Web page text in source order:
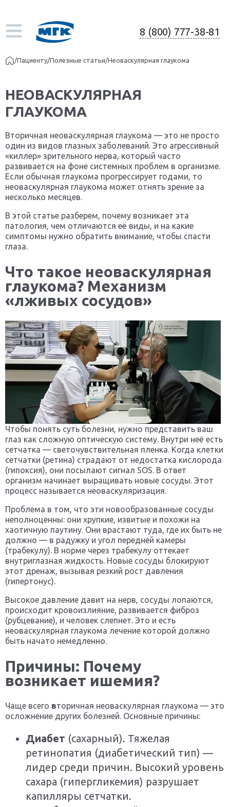
8 (800) 777-38-81
/Пациенту/Полезные статьи/Неоваскулярная глаукома
НЕОВАСКУЛЯРНАЯ
ГЛАУКОМА
Вторичная неоваскулярная глаукома — это не просто
один из видов глазных заболеваний. Это агрессивный
«киллер» зрительного нерва, который часто
развивается на фоне системных проблем в организме.
Если обычная глаукома прогрессирует годами, то
неоваскулярная глаукома может отнять зрение за
несколько месяцев.
В этой статье разберем, почему возникает эта
патология, чем отличаются её виды, и на какие
симптомы нужно обратить внимание, чтобы спасти
глаза.
Что такое неоваскулярная
глаукома? Механизм
«лживых сосудов»
Чтобы понять суть болезни, нужно представить ваш
глаз как сложную оптическую систему. Внутри неё есть
сетчатка — светочувствительная пленка. Когда клетки
сетчатки (ретина) страдают от недостатка кислорода
(гипоксия), они посылают сигнал SOS. В ответ
организм начинает выращивать новые сосуды. Этот
процесс называется неоваскуляризация.
Проблема в том, что эти новообразованные сосуды
неполноценны: они хрупкие, извитые и похожи на
хаотичную паутину. Они врастают туда, где их быть не
должно — в радужку и угол передней камеры
(трабекулу). В норме через трабекулу оттекает
внутриглазная жидкость. Новые сосуды блокируют
этот дренаж, вызывая резкий рост давления
(гипертонус).
Высокое давление давит на нерв, сосуды лопаются,
происходит кровоизлияние, развивается фиброз
(рубцевание), и человек слепнет. Это и есть
неоваскулярная глаукома лечение которой должно
быть начато немедленно.
Причины: Почему
возникает ишемия?
Чаще всего вторичная неоваскулярная глаукома — это
осложнение других болезней. Основные причины:
Диабет (сахарный). Тяжелая
ретинопатия (диабетический тип) —
лидер среди причин. Высокий уровень
сахара (гипергликемия) разрушает
капилляры сетчатки.